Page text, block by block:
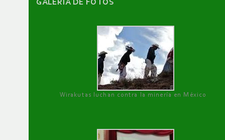
GALERÌA DE FOTOS
Wirakutas luchan contra la minería en México